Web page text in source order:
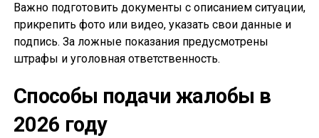
Важно подготовить документы с описанием ситуации,
прикрепить фото или видео, указать свои данные и
подпись. За ложные показания предусмотрены
штрафы и уголовная ответственность.
Способы подачи жалобы в
2026 году